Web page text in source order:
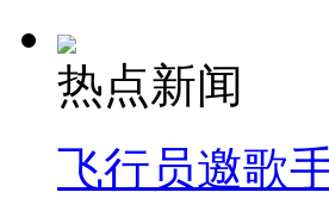
热点新闻
飞行员邀歌